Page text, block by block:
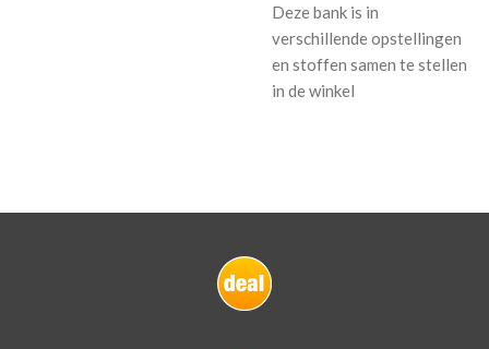
Deze bank is in
verschillende opstellingen
en stoffen samen te stellen
in de winkel